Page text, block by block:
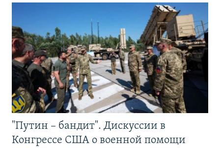
"Путин – бандит". Дискуссии в
Конгрессе США о военной помощи